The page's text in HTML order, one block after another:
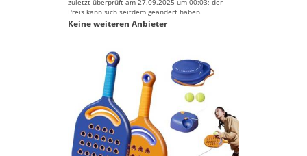
zuletzt überprüft am 27.09.2025 um 00:03; der
Preis kann sich seitdem geändert haben.
Keine weiteren Anbieter